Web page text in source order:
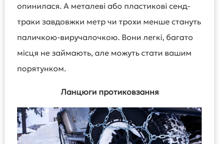
опинилася. А металеві або пластикові сенд-
траки завдовжки метр чи трохи менше стануть
паличкою-виручалочкою. Вони легкі, багато
місця не займають, але можуть стати вашим
порятунком.
Ланцюги протиковзання